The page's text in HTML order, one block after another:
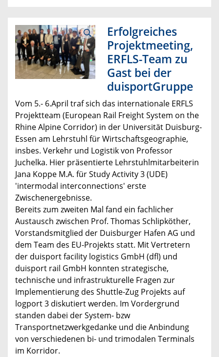
Erfolgreiches
Projektmeeting,
ERFLS-Team zu
Gast bei der
duisportGruppe
Vom 5.- 6.April traf sich das internationale ERFLS
Projektteam (European Rail Freight System on the
Rhine Alpine Corridor) in der Universität Duisburg-
Essen am Lehrstuhl für Wirtschaftsgeographie,
insbes. Verkehr und Logistik von Professor
Juchelka. Hier präsentierte Lehrstuhlmitarbeiterin
Jana Koppe M.A. für Study Activity 3 (UDE)
'intermodal interconnections' erste
Zwischenergebnisse.
Bereits zum zweiten Mal fand ein fachlicher
Austausch zwischen Prof. Thomas Schlipköther,
Vorstandsmitglied der Duisburger Hafen AG und
dem Team des EU-Projekts statt. Mit Vertretern
der duisport facility logistics GmbH (dfl) und
duisport rail GmbH konnten strategische,
technische und infrastrukturelle Fragen zur
Implementierung des Shuttle-Zug Projekts auf
logport 3 diskutiert werden. Im Vordergrund
standen dabei der System- bzw
Transportnetzwerkgedanke und die Anbindung
von verschiedenen bi- und trimodalen Terminals
im Korridor.